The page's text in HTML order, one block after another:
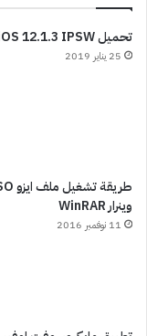
تحميل iOS 12.1.3 IPSW بروابط مباشرة
25 يناير 2019
وينرار WinRAR
11 نوفمبر 2016